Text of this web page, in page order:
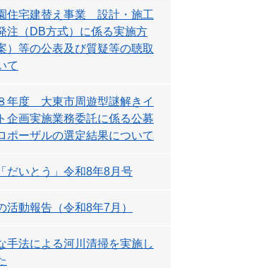
住宅建替え事業 設計・施工
注（DB方式）に係る実施方
）等の公表及び質疑等の聴取
て
年度 大東市周遊型謎解きイ
企画実施業務委託に係る公募
ポーザルの選定結果について
だいとう」令和8年8月号
活動報告（令和8年7月）
手法による河川清掃を実施し